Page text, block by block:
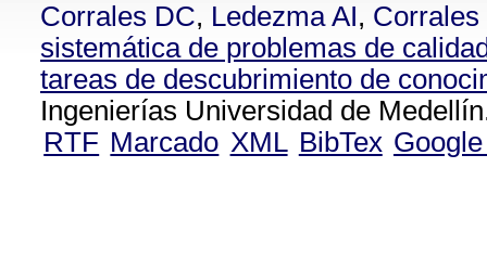
Corrales DC, Ledezma AI, Corrales
sistemática de problemas de
tareas de descubrimiento de
Ingenierías Universidad de
RTF Marcado XML BibTex